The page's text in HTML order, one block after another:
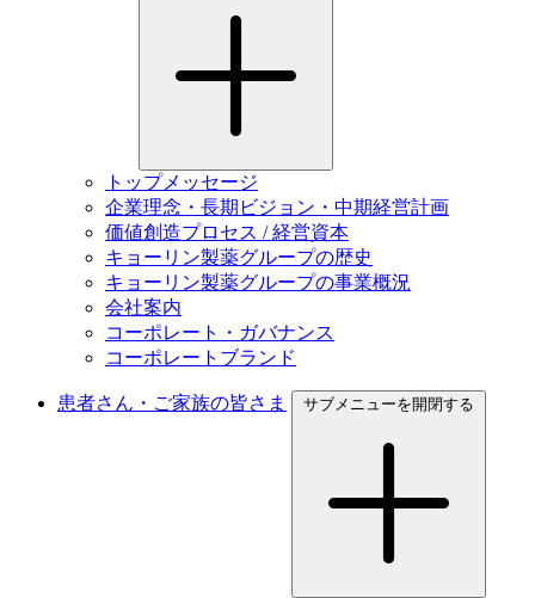
トップメッセージ
企業理念・長期ビジョン・中期経営計画
価値創造プロセス / 経営資本
キョーリン製薬グループの歴史
キョーリン製薬グループの事業概況
会社案内
コーポレート・ガバナンス
コーポレートブランド
患者さん・ご家族の皆さま サブメニューを開閉する